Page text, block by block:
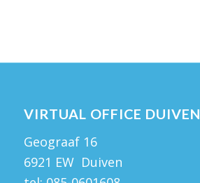
VIRTUAL OFFICE DUIVEN
Geograaf 16
6921 EW Duiven